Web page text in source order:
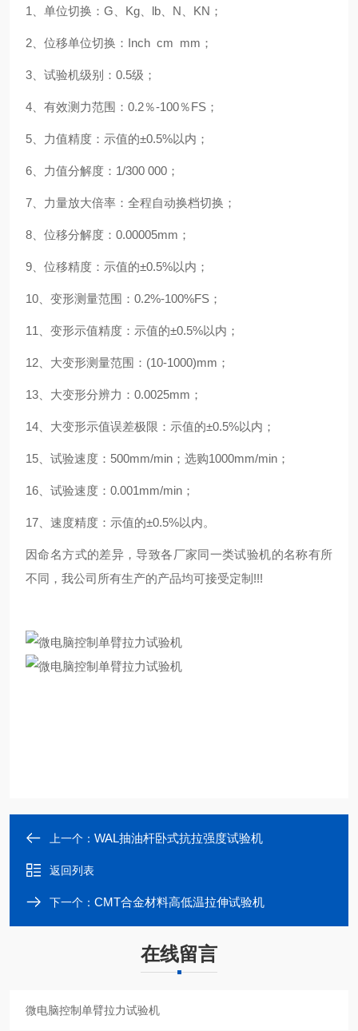
1、单位切换：G、Kg、lb、N、KN；
2、位移单位切换：Inch cm mm；
3、试验机级别：0.5级；
4、有效测力范围：0.2％-100％FS；
5、力值精度：示值的±0.5%以内；
6、力值分解度：1/300 000；
7、力量放大倍率：全程自动换档切换；
8、位移分解度：0.00005mm；
9、位移精度：示值的±0.5%以内；
10、变形测量范围：0.2%-100%FS；
11、变形示值精度：示值的±0.5%以内；
12、大变形测量范围：(10-1000)mm；
13、大变形分辨力：0.0025mm；
14、大变形示值误差极限：示值的±0.5%以内；
15、试验速度：500mm/min；选购1000mm/min；
16、试验速度：0.001mm/min；
17、速度精度：示值的±0.5%以内。
因命名方式的差异，导致各厂家同一类试验机的名称有所
不同，我公司所有生产的产品均可接受定制!!!
上一个： WAL抽油杆卧式抗拉强度试验机
返回列表
下一个： CMT合金材料高低温拉伸试验机
在线留言